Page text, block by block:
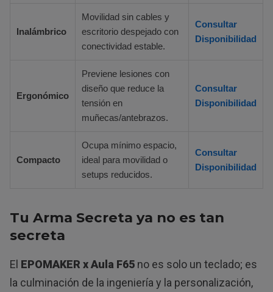
Inalámbrico
Movilidad sin cables y
escritorio despejado con
conectividad estable.
Consultar
Disponibilidad
Ergonómico
Previene lesiones con
diseño que reduce la
tensión en
muñecas/antebrazos.
Consultar
Disponibilidad
Compacto
Ocupa mínimo espacio,
ideal para movilidad o
setups reducidos.
Consultar
Disponibilidad
Tu Arma Secreta ya no es tan
secreta
El EPOMAKER x Aula F65 no es solo un teclado; es
la culminación de la ingeniería y la personalización,